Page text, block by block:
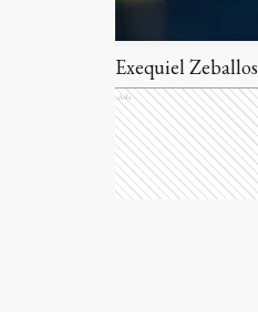
Exequiel Zeballos
Ads